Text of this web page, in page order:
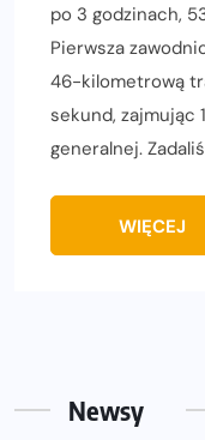
po 3 godzinach,
Pierwsza
46-kilometrową
sekund, zajmując
generalnej.
WIĘCEJ
Newsy